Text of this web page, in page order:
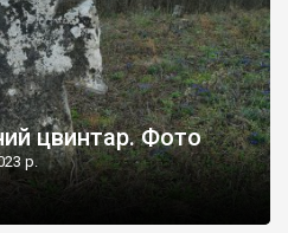
цвинтар. Фото
р.